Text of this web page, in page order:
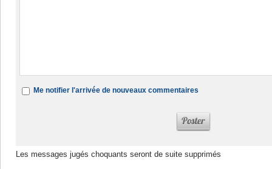
Me notifier l'arrivée de nouveaux commentaires
Les messages jugés choquants seront de suite supprimés